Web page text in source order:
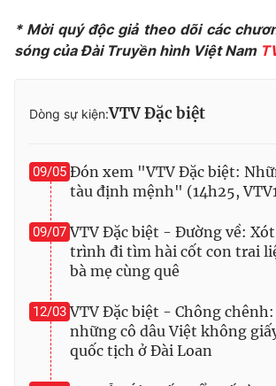
Theo dõi báo trên
Cơ quan chủ quản:
Cơ quan báo chí:Thời báo VTV
Giấy phép hoạt động báo in và báo điện tử
cấp ngày 29/12/2023
Tổng Biên tập: Vũ Thanh Thủy
Phó Tổng Biên tập:Nguyễn Thị Mỹ Hạnh,
Nguyễn Trọng Ninh
Tổng đài VTV:
* Mời quý độc giả theo dõi các
sóng của Đài Truyền hình Việt Nam
Dòng sự kiện:VTV Đặc biệt
09/05 Đón xem "VTV Đặc biệt:
tàu định mệnh" (14h25,
09/07 VTV Đặc biệt - Đường về:
trình đi tìm hài cốt con trai
bà mẹ cùng quê
12/03 VTV Đặc biệt - Chông
những cô dâu Việt không
quốc tịch ở Đài Loan